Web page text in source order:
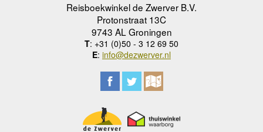
Reisboekwinkel de Zwerver B.V.
Protonstraat 13C
9743 AL Groningen
T: +31 (0)50 - 3 12 69 50
E: info@dezwerver.nl